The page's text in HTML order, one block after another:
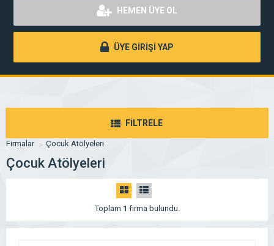
HEMEN ÜYE OL
ÜYE GİRİŞİ YAP
FİLTRELE
Firmalar Çocuk Atölyeleri
Çocuk Atölyeleri
Toplam 1 firma bulundu.